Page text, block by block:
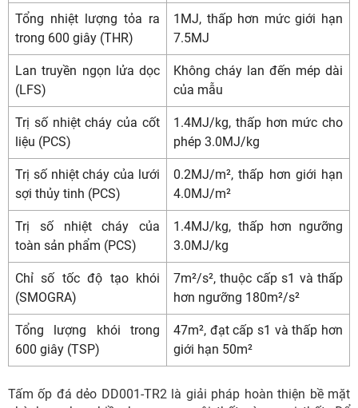
Tổng nhiệt lượng tỏa ra
trong 600 giây (THR)
1MJ, thấp hơn mức giới hạn
7.5MJ
Lan truyền ngọn lửa dọc
(LFS)
Không cháy lan đến mép dài
của mẫu
Trị số nhiệt cháy của cốt
liệu (PCS)
1.4MJ/kg, thấp hơn mức cho
phép 3.0MJ/kg
Trị số nhiệt cháy của lưới
sợi thủy tinh (PCS)
0.2MJ/m², thấp hơn giới hạn
4.0MJ/m²
Trị số nhiệt cháy của
toàn sản phẩm (PCS)
1.4MJ/kg, thấp hơn ngưỡng
3.0MJ/kg
Chỉ số tốc độ tạo khói
(SMOGRA)
7m²/s², thuộc cấp s1 và thấp
hơn ngưỡng 180m²/s²
Tổng lượng khói trong
600 giây (TSP)
47m², đạt cấp s1 và thấp hơn
giới hạn 50m²
Tấm ốp đá dẻo DD001-TR2 là giải pháp hoàn thiện bề mặt